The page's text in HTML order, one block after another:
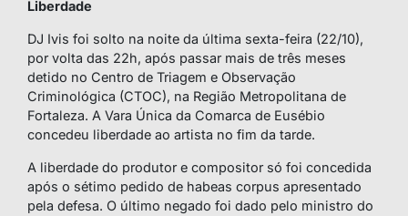
Liberdade
DJ Ivis foi solto na noite da última sexta-feira (22/10),
por volta das 22h, após passar mais de três meses
detido no Centro de Triagem e Observação
Criminológica (CTOC), na Região Metropolitana de
Fortaleza. A Vara Única da Comarca de Eusébio
concedeu liberdade ao artista no fim da tarde.
A liberdade do produtor e compositor só foi concedida
após o sétimo pedido de habeas corpus apresentado
pela defesa. O último negado foi dado pelo ministro do